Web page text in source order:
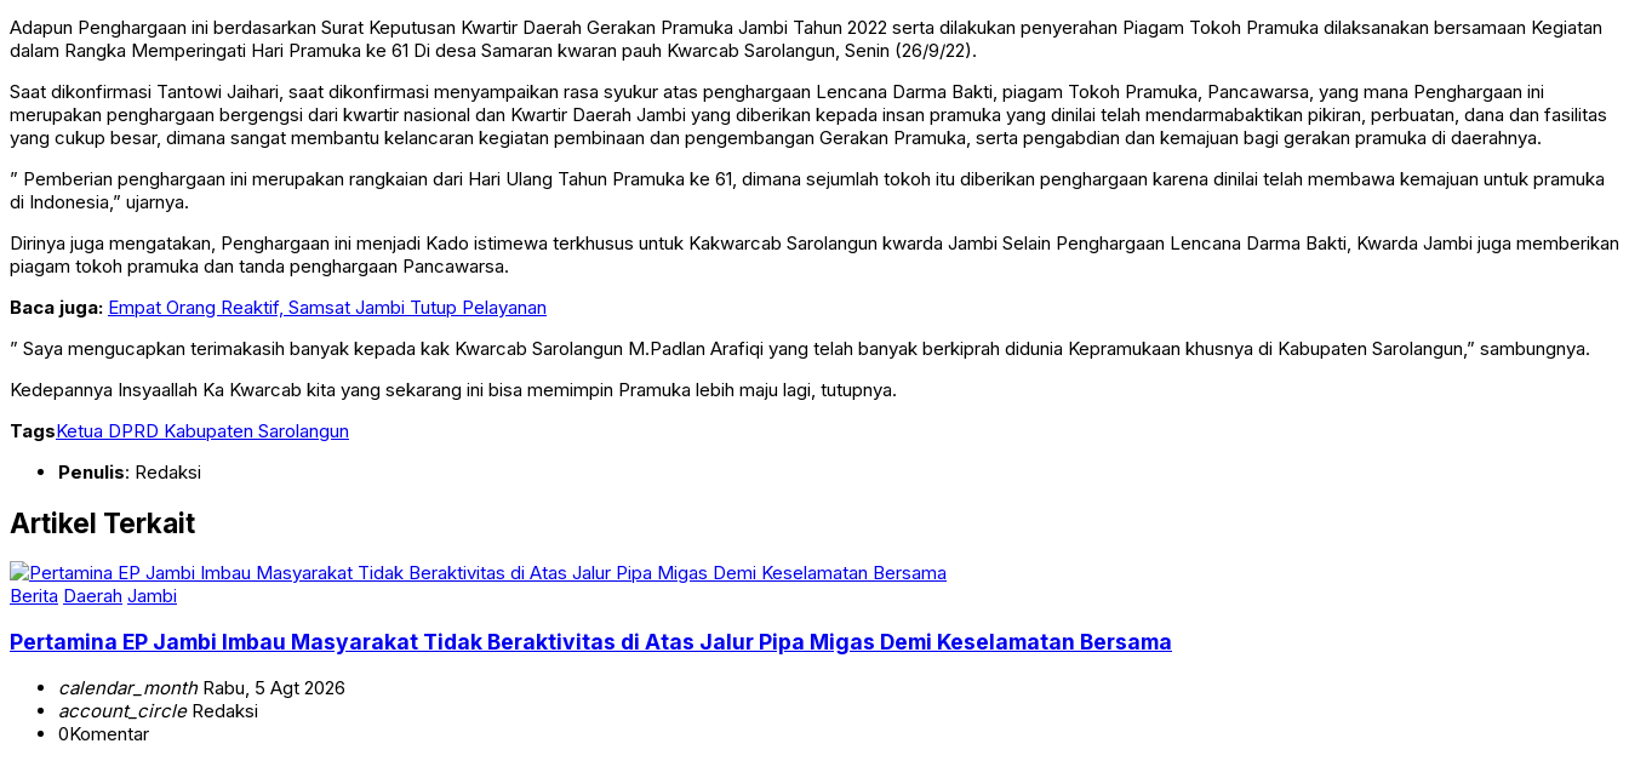
Adapun Penghargaan ini berdasarkan Surat Keputusan Kwartir Daerah Gerakan Pramuka Jambi Tahun 2022 serta dilakukan penyerahan Piagam Tokoh Pramuka dilaksanakan bersamaan Kegiatan
dalam Rangka Memperingati Hari Pramuka ke 61 Di desa Samaran kwaran pauh Kwarcab Sarolangun, Senin (26/9/22).
Saat dikonfirmasi Tantowi Jaihari, saat dikonfirmasi menyampaikan rasa syukur atas penghargaan Lencana Darma Bakti, piagam Tokoh Pramuka, Pancawarsa, yang mana Penghargaan ini
merupakan penghargaan bergengsi dari kwartir nasional dan Kwartir Daerah Jambi yang diberikan kepada insan pramuka yang dinilai telah mendarmabaktikan pikiran, perbuatan, dana dan fasilitas
yang cukup besar, dimana sangat membantu kelancaran kegiatan pembinaan dan pengembangan Gerakan Pramuka, serta pengabdian dan kemajuan bagi gerakan pramuka di daerahnya.
” Pemberian penghargaan ini merupakan rangkaian dari Hari Ulang Tahun Pramuka ke 61, dimana sejumlah tokoh itu diberikan penghargaan karena dinilai telah membawa kemajuan untuk pramuka
di Indonesia,” ujarnya.
Dirinya juga mengatakan, Penghargaan ini menjadi Kado istimewa terkhusus untuk Kakwarcab Sarolangun kwarda Jambi Selain Penghargaan Lencana Darma Bakti, Kwarda Jambi juga memberikan
piagam tokoh pramuka dan tanda penghargaan Pancawarsa.
Baca juga: Empat Orang Reaktif, Samsat Jambi Tutup Pelayanan
” Saya mengucapkan terimakasih banyak kepada kak Kwarcab Sarolangun M.Padlan Arafiqi yang telah banyak berkiprah didunia Kepramukaan khusnya di Kabupaten Sarolangun,” sambungnya.
Kedepannya Insyaallah Ka Kwarcab kita yang sekarang ini bisa memimpin Pramuka lebih maju lagi, tutupnya.
TagsKetua DPRD Kabupaten Sarolangun
Penulis: Redaksi
Artikel Terkait
Berita Daerah Jambi
Pertamina EP Jambi Imbau Masyarakat Tidak Beraktivitas di Atas Jalur Pipa Migas Demi Keselamatan Bersama
calendar_monthRabu, 5 Agt 2026
account_circleRedaksi
0Komentar